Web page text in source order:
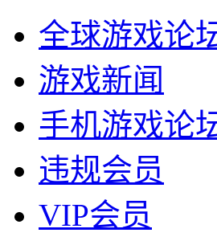
全球游戏论
游戏新闻
手机游戏论
违规会员
VIP会员